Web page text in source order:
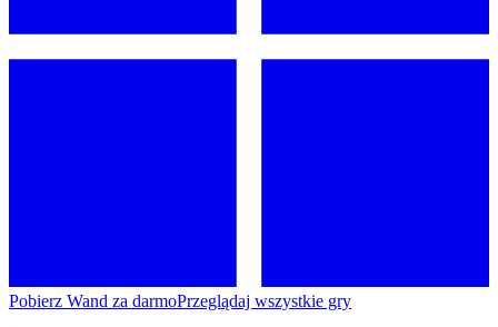
Pobierz Wand za darmoPrzeglądaj wszystkie gry